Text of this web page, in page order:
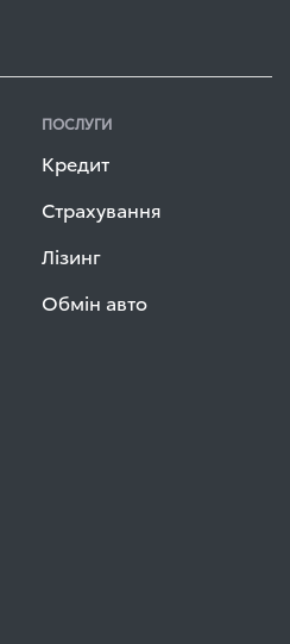
ПОСЛУГИ
Кредит
Страхування
Лізинг
Обмін авто